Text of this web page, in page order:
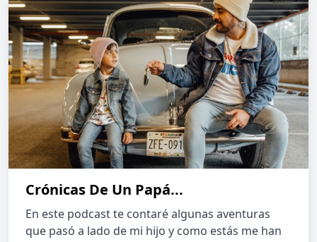
Crónicas De Un Papá...
En este podcast te contaré algunas aventuras
que pasó a lado de mi hijo y como estás me han